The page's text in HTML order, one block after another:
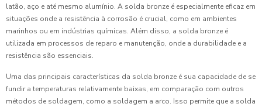
latão, aço e até mesmo alumínio. A solda bronze é especialmente eficaz em
situações onde a resistência à corrosão é crucial, como em ambientes
marinhos ou em indústrias químicas. Além disso, a solda bronze é
utilizada em processos de reparo e manutenção, onde a durabilidade e a
resistência são essenciais.
Uma das principais características da solda bronze é sua capacidade de se
fundir a temperaturas relativamente baixas, em comparação com outros
métodos de soldagem, como a soldagem a arco. Isso permite que a solda